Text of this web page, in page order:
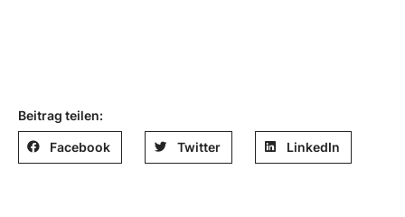
Beitrag teilen:
Facebook Twitter LinkedIn